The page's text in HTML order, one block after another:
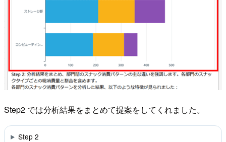
Step2 では分析結果をまとめて提案をしてくれました。
Step 2